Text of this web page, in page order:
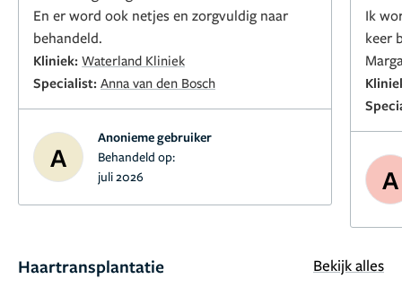
En er word ook netjes en zorgvuldig naar
behandeld.
Kliniek: Waterland Kliniek
Specialist: Anna van den Bosch
A
Anonieme gebruiker
Behandeld op:
juli 2026
Ik
keer
A
Haartransplantatie Bekijk alles